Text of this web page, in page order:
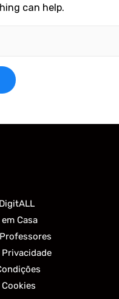
can help.
Casa